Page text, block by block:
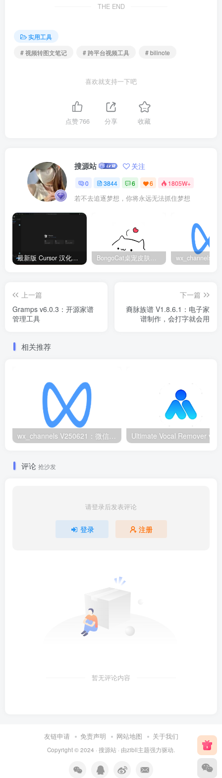
THE END
实用工具
# 视频转图文笔记
# 跨平台视频工具 # bilinote
喜欢就支持一下吧
点赞766 分享 收藏
搜源站 关注
0 3844 6 6 1805W+
若不去追逐梦想，你将永远无法抓住梦想
最新版 Cursor 汉化设置中文教程（两种简单方法，附中文语言包下载） BongoCat桌宠皮肤包大全：20款主题皮肤免费下载
上一篇
Gramps v6.0.3：开源家谱
管理工具
下一篇
裔脉族谱 V1.8.6.1：电子家
谱制作，会打字就会用
相关推荐
wx_channels V250621：微信视频号下载工具|支持Win/macOS
评论 抢沙发
请登录后发表评论
登录 注册
暂无评论内容
友链申请 免责声明 网站地图 关于我们
Copyright © 2024 · 搜源站 · 由zibll主题强力驱动.